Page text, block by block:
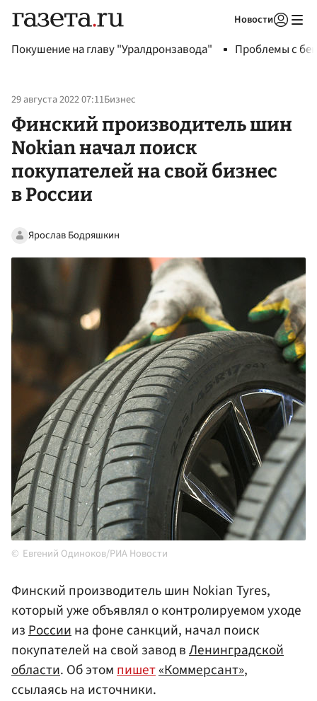
Новости
Покушение на главу "Уралдронзавода" Проблемы с
29 августа 2022 07:11Бизнес
Финский производитель шин
Nokian начал поиск
покупателей на свой бизнес
в России
Ярослав Бодряшкин
Евгений Одиноков/РИА Новости
Финский производитель шин Nokian Tyres,
который уже объявлял о контролируемом уходе
изРоссиина фоне санкций, начал поиск
покупателей на свой завод вЛенинградской
области. Об этомпишет«Коммерсант»,
ссылаясь на источники.